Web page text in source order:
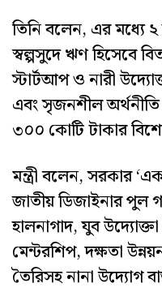
তিনি বলেন, এর মধ্যে
স্বল্পসুদে ঋণ হিসেবে
স্টার্টআপ ও নারী
এবং সৃজনশীল
৩০০ কোটি টাকার
মন্ত্রী বলেন, সরকার
জাতীয় ডিজাইনার পুল
হালনাগাদ, যুব
মেন্টরশিপ, দক্ষতা
তৈরিসহ নানা উদ্যোগ